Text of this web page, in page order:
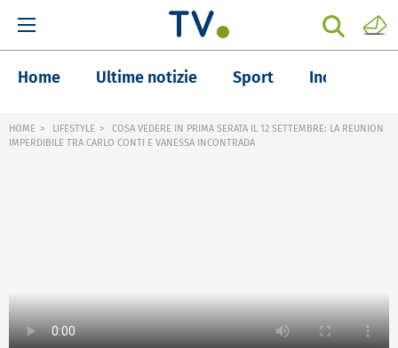
Home Ultime notizie Sport Inchieste
HOME LIFESTYLE
COSA VEDERE IN PRIMA SERATA IL 12 SETTEMBRE: LA REUNION
IMPERDIBILE TRA CARLO CONTI E VANESSA INCONTRADA